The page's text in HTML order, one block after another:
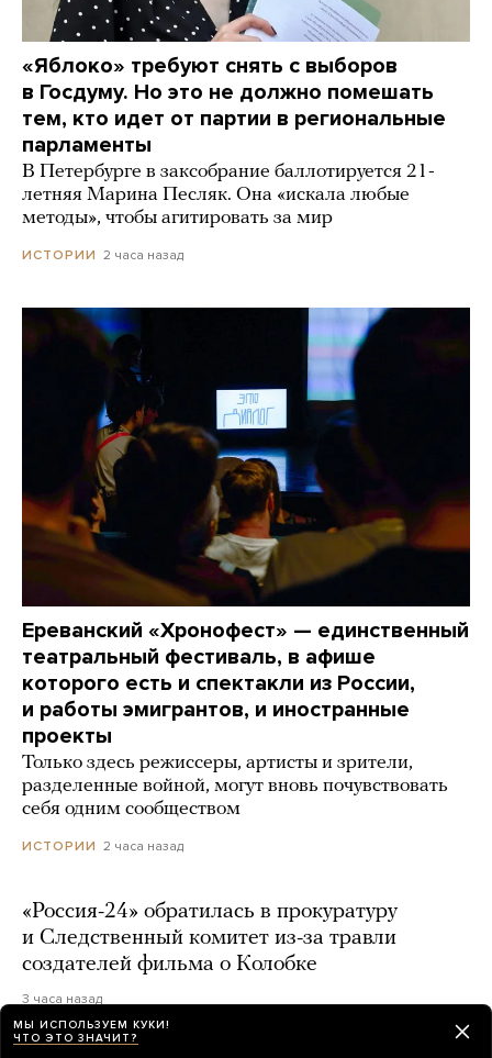
«Яблоко» требуют снять с выборов
в Госдуму. Но это не должно помешать
тем, кто идет от партии в региональные
парламенты
В Петербурге в заксобрание баллотируется 21-
летняя Марина Песляк. Она «искала любые
методы», чтобы агитировать за мир
ИСТОРИИ 2 часа назад
Ереванский «Хронофест» — единственный
театральный фестиваль, в афише
которого есть и спектакли из России,
и работы эмигрантов, и иностранные
проекты
Только здесь режиссеры, артисты и зрители,
разделенные войной, могут вновь почувствовать
себя одним сообществом
ИСТОРИИ 2 часа назад
«Россия-24» обратилась в прокуратуру
и Следственный комитет из-за травли
создателей фильма о Колобке
3 часа назад
МЫ ИСПОЛЬЗУЕМ КУКИ!
ЧТО ЭТО ЗНАЧИТ?